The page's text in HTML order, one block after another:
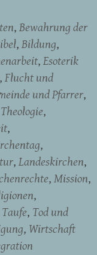
Bewahrung der
Bildung
Esoterik
Flucht und
und Pfarrer
Landeskirchen
Mission
Taufe Tod und
Wirtschaft